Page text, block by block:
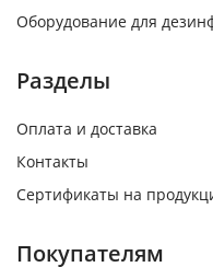
Оборудование для
Разделы
Оплата и доставка
Контакты
Сертификаты на
Покупателям